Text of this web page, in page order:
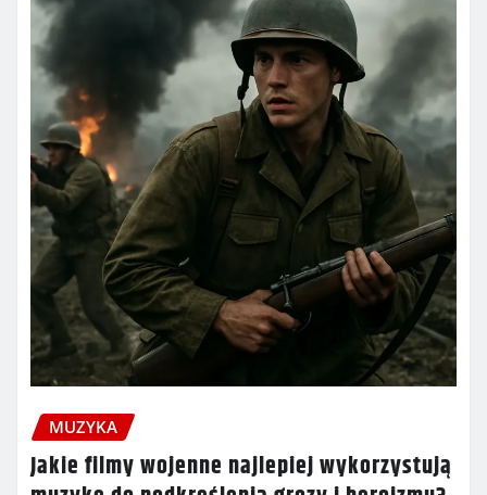
MUZYKA
Jakie filmy wojenne najlepiej wykorzystują